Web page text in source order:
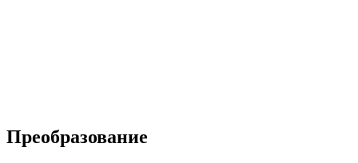
Преобразование